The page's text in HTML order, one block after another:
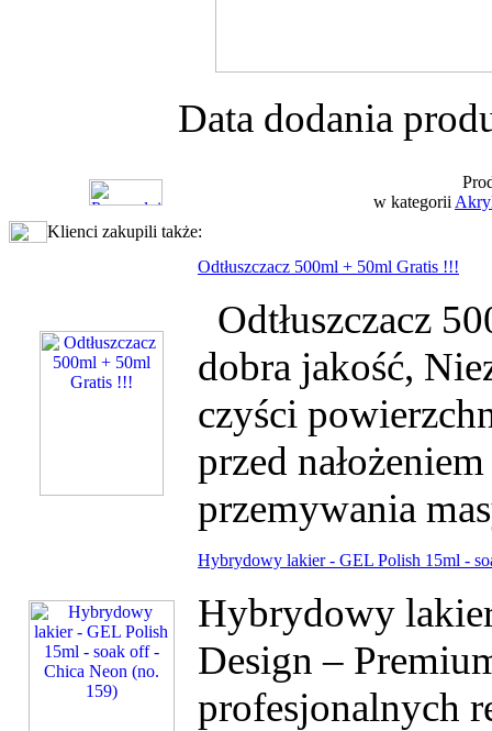
Data dodania
w kategorii
Klienci zakupili także:
Odtłuszczacz 500ml + 50ml Gratis !!!
Odtłuszczacz
dobra jakość,
czyści
przed
przemywania
Hybrydowy lakier - GEL Polish 15ml -
Hybrydowy
Design –
profesjonalnych